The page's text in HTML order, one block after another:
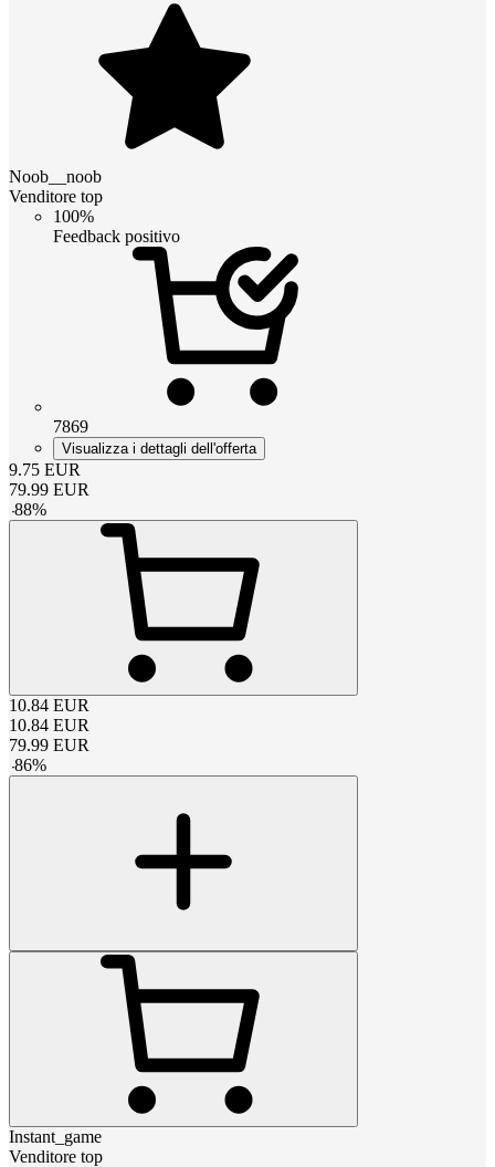
Noob__noob
Venditore top
100%
Feedback positivo
7869
Visualizza i dettagli dell'offerta
9.75 EUR
79.99 EUR
-88%
10.84 EUR
10.84 EUR
79.99 EUR
-86%
Instant_game
Venditore top